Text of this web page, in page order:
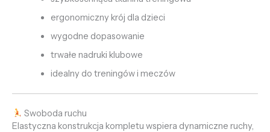
ergonomiczny krój dla dzieci
wygodne dopasowanie
trwałe nadruki klubowe
idealny do treningów i meczów
Swoboda ruchu
Elastyczna konstrukcja kompletu wspiera dynamiczne ruchy,